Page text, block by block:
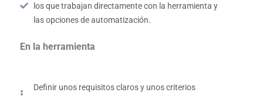
los que trabajan directamente con la herramienta y
las opciones de automatización.
En la herramienta
Definir unos requisitos claros y unos criterios